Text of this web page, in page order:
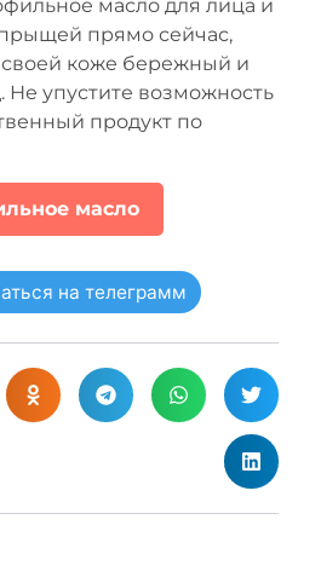
масло для лица и
прямо сейчас,
коже бережный и
упустите возможность
продукт по
масло
на телеграмм